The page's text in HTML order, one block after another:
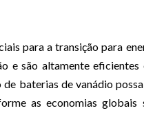
para a transição para
e são altamente
baterias de vanádio
as economias globais